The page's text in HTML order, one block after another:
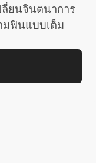
ลี่ยนจินตนาการ
มฟินแบบเต็ม